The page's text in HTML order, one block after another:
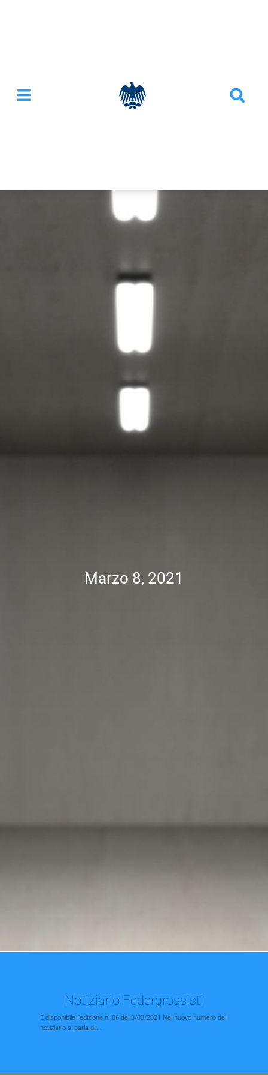
Marzo 8, 2021
Notiziario Federgrossisti
È disponibile l’edizione n. 06 del 3/03/2021 Nel nuovo numero del
notiziario si parla di:...